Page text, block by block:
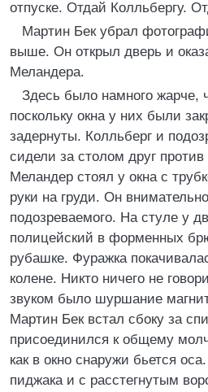
отпуске. Отдай Колльбергу.
Мартин Бек убрал
выше. Он открыл дверь и
Меландера.
Здесь было намного жарче,
поскольку окна у них были
задернуты. Колльберг и
сидели за столом друг
Меландер стоял у окна с
руки на груди. Он
подозреваемого. На стуле у
полицейский в форменных
рубашке. Фуражка
колене. Никто ничего не
звуком было шуршание
Мартин Бек встал сбоку за
присоединился к общему
как в окно снаружи бьется
пиджака и с расстегнутым